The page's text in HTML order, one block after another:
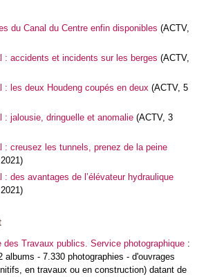
du Canal du Centre enfin disponibles (ACTV,
: accidents et incidents sur les berges (ACTV,
: les deux Houdeng coupés en deux (ACTV, 5
: jalousie, dringuelle et anomalie(ACTV, 3
: creusez les tunnels, prenez de la peine
: des avantages de l’élévateur hydraulique
Travaux publics. Service photographique:
albums - 7.330 photographies - d'ouvrages
en travaux ou en construction) datant de